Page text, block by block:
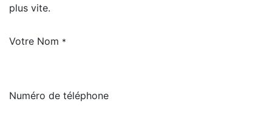
plus vite.
Votre Nom *
Numéro de téléphone